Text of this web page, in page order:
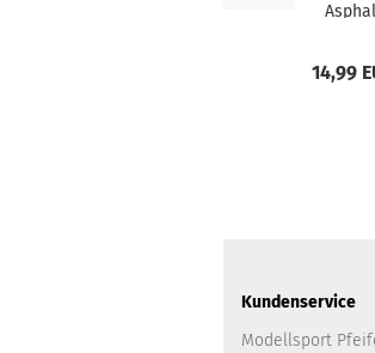
14,99
Kundenservice
Modellsport